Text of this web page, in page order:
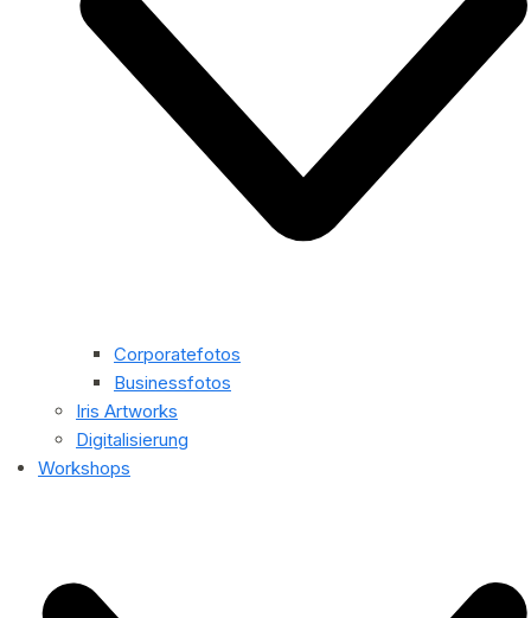
Corporatefotos
Businessfotos
Iris Artworks
Digitalisierung
Workshops